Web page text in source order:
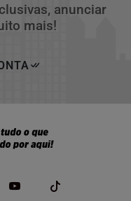
anunciar
mais!